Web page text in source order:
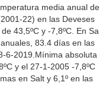
media anual de
22) en las Deveses
43,5ºC y -7,8ºC. En Sa
83.4 días en las
6-2019.Mínima absoluta
y el 27-1-2005 -7,8ºC
en Salt y 6,1º en las